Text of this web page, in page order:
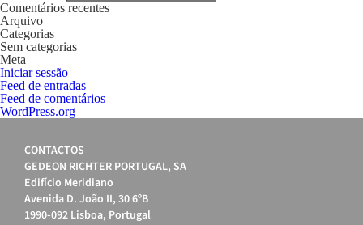
Comentários recentes
Arquivo
Categorias
Sem categorias
Meta
Iniciar sessão
Feed de entradas
Feed de comentários
WordPress.org
CONTACTOS
GEDEON RICHTER PORTUGAL, SA
Edifício Meridiano
Avenida D. João II, 30 6ºB
1990-092 Lisboa, Portugal